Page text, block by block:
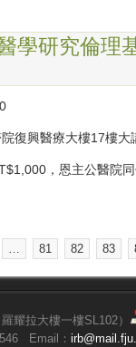
學研究倫
復興醫療大樓17樓大
$1, 000，恩主公醫院
… 81 82 83
耀拉大樓一樓SL102）
Email：